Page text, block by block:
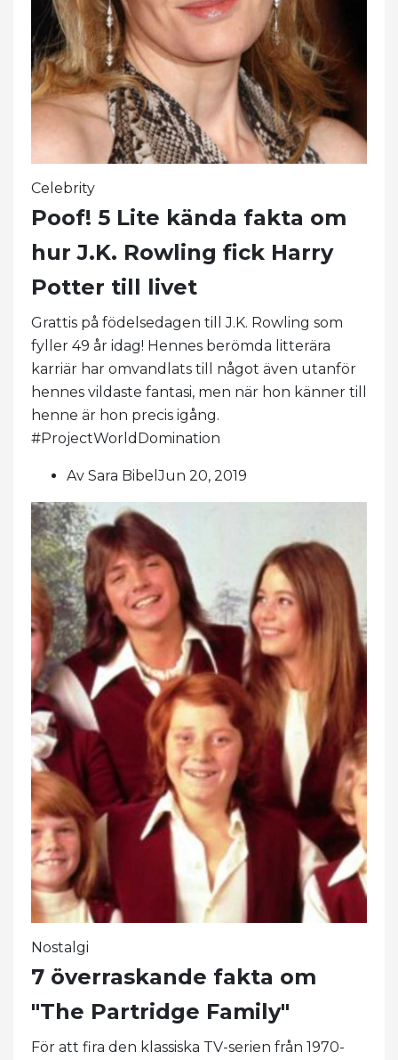
Celebrity
Poof! 5 Lite kända fakta om
hur J.K. Rowling fick Harry
Potter till livet
Grattis på födelsedagen till J.K. Rowling som
fyller 49 år idag! Hennes berömda litterära
karriär har omvandlats till något även utanför
hennes vildaste fantasi, men när hon känner till
henne är hon precis igång.
#ProjectWorldDomination
Av Sara BibelJun 20, 2019
Nostalgi
7 överraskande fakta om
"The Partridge Family"
För att fira den klassiska TV-serien från 1970-